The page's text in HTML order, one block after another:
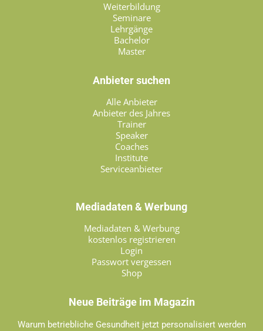
Weiterbildung
Seminare
Lehrgänge
Bachelor
Master
Anbieter suchen
Alle Anbieter
Anbieter des Jahres
Trainer
Speaker
Coaches
Institute
Serviceanbieter
Mediadaten & Werbung
Mediadaten & Werbung
kostenlos registrieren
Login
Passwort vergessen
Shop
Neue Beiträge im Magazin
Warum betriebliche Gesundheit jetzt personalisiert werden